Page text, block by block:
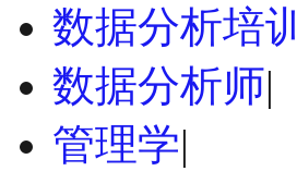
数据分析培训
数据分析师|
管理学|